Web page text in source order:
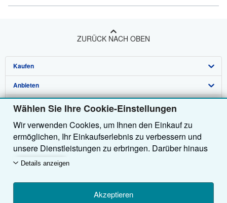
Wählen Sie Ihre Cookie-Einstellungen
Wir verwenden Cookies, um Ihnen den Einkauf zu
ermöglichen, Ihr Einkaufserlebnis zu verbessern und
unsere Dienstleistungen zu erbringen. Darüber hinaus
verwenden wir Cookies, um nachzuvollziehen, wie
Erfassung von Website-Besuchen), sodass wir
Optimierungen vornehmen können. Sofern Sie
Details anzeigen
Akzeptieren
ZURÜCK NACH OBEN
Kaufen
Detailsuche
Sammlungen
Nutzerkonto
Meine Bestellungen
Warenkorb
Anbieten
Verkäufer werden
Partnerprogramm
Empfehlen Sie einen Verkäufer
Über uns
Über uns / Impressum
Presse
Karriere
Datenschutzerklärung
Hilfe
Hilfebereich
Kundenservice
Weitere AbeBooks Unternehmen
AbeBooks.com
AbeBooks.co.uk
AbeBooks folgen